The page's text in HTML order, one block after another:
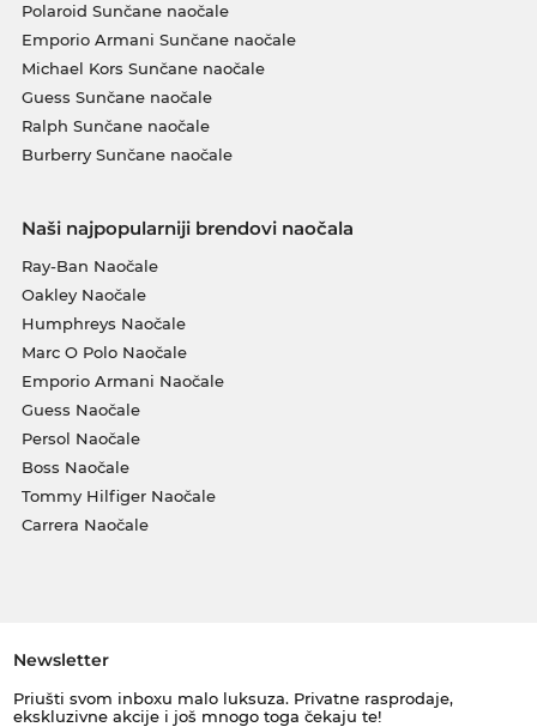
Polaroid Sunčane naočale
Emporio Armani Sunčane naočale
Michael Kors Sunčane naočale
Guess Sunčane naočale
Ralph Sunčane naočale
Burberry Sunčane naočale
Naši najpopularniji brendovi naočala
Ray-Ban Naočale
Oakley Naočale
Humphreys Naočale
Marc O Polo Naočale
Emporio Armani Naočale
Guess Naočale
Persol Naočale
Boss Naočale
Tommy Hilfiger Naočale
Carrera Naočale
Newsletter
Priušti svom inboxu malo luksuza. Privatne rasprodaje,
ekskluzivne akcije i još mnogo toga čekaju te!